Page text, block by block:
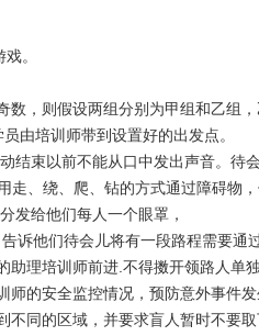
。
，则假设两组分别为甲组和乙组，
员由培训师带到设置好的出发点。
结束以前不能从口中发出声音。
、绕、爬、钻的方式通过障碍物
发给他们每人一个眼罩，
诉他们待会儿将有一段路程需要通
助理培训师前进 不得擞开领路人单独
的安全监控情况，预防意外事件发
同的区域，并要求盲人暂时不要